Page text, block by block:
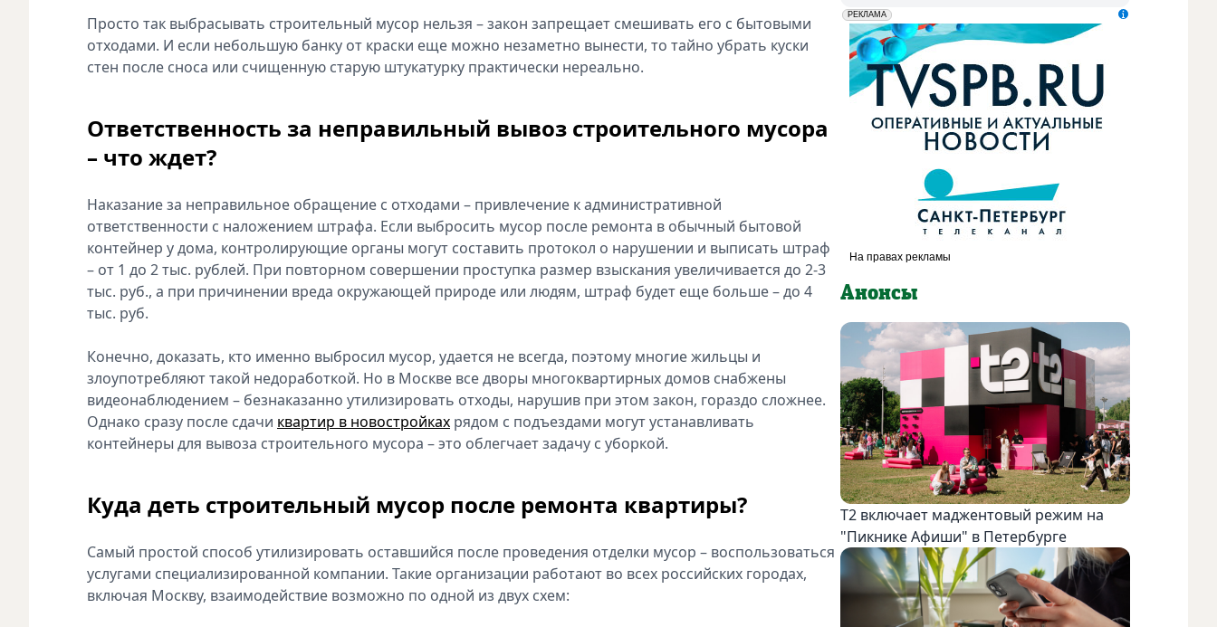
Просто так выбрасывать строительный мусор нельзя – закон запрещает смешивать его с бытовыми
отходами. И если небольшую банку от краски еще можно незаметно вынести, то тайно убрать куски
стен после сноса или счищенную старую штукатурку практически нереально.
Ответственность за неправильный вывоз строительного мусора
– что ждет?
Наказание за неправильное обращение с отходами – привлечение к административной
ответственности с наложением штрафа. Если выбросить мусор после ремонта в обычный бытовой
контейнер у дома, контролирующие органы могут составить протокол о нарушении и выписать штраф
– от 1 до 2 тыс. рублей. При повторном совершении проступка размер взыскания увеличивается до 2-3
тыс. руб., а при причинении вреда окружающей природе или людям, штраф будет еще больше – до 4
тыс. руб.
Конечно, доказать, кто именно выбросил мусор, удается не всегда, поэтому многие жильцы и
злоупотребляют такой недоработкой. Но в Москве все дворы многоквартирных домов снабжены
видеонаблюдением – безнаказанно утилизировать отходы, нарушив при этом закон, гораздо сложнее.
Однако сразу после сдачи квартир в новостройках рядом с подъездами могут устанавливать
контейнеры для вывоза строительного мусора – это облегчает задачу с уборкой.
Куда деть строительный мусор после ремонта квартиры?
Самый простой способ утилизировать оставшийся после проведения отделки мусор – воспользоваться
услугами специализированной компании. Такие организации работают во всех российских городах,
включая Москву, взаимодействие возможно по одной из двух схем:
erid: LdtCK5udn
РЕКЛАМА
АО "ГАТР", ИНН: 7841320717
Анонсы
Т2 включает маджентовый режим на
"Пикнике Афиши" в Петербурге